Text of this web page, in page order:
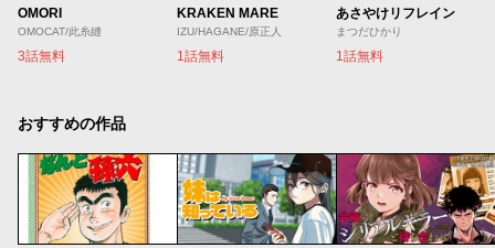
OMORI
OMOCAT/此糸縫
3話無料
KRAKEN MARE
IZU/HAGANE/原正人
1話無料
あさやけリフレイン
まつだひかり
1話無料
おすすめの作品